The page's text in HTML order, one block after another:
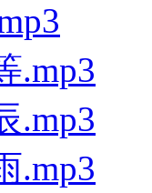
.mp3
.mp3
.mp3